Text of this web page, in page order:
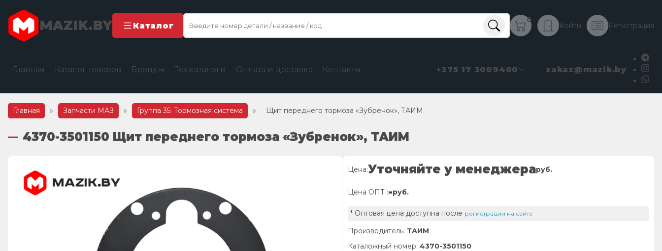
MAZIK.BY Каталог
0
Войти Регистрация
Главная Каталог товаров Бренды Тех.каталоги Оплата и доставка Контакты +375 17 3009400 zakaz@mazik.by
Главная » Запчасти МАЗ » Группа 35: Тормозная система » Щит переднего тормоза «Зубренок», ТАИМ
4370-3501150 Щит переднего тормоза «Зубренок», ТАИМ
Цена:Уточняйте у менеджераруб.
Цена ОПТ :-руб.
* Оптовая цена доступна после регистрации на сайте
Производитель: ТАИМ
Каталожный номер: 4370-3501150